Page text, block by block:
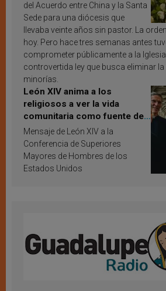
del Acuerdo entre China y la Santa
Sede para una diócesis que
llevaba veinte años sin pastor. La
hoy. Pero hace tres semanas antes
comprometer públicamente a la
controvertida ley que busca eliminar la
minorías.
León XIV anima a los
religiosos a ver la vida
comunitaria como fuente de
inspiración y santificación
Mensaje de León XIV a la
Conferencia de Superiores
Mayores de Hombres de los
Estados Unidos